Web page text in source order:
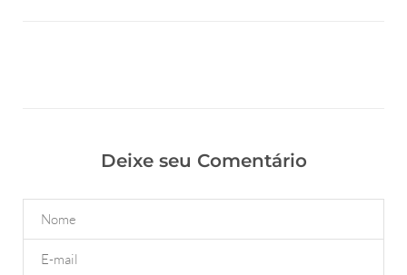
Deixe seu Comentário